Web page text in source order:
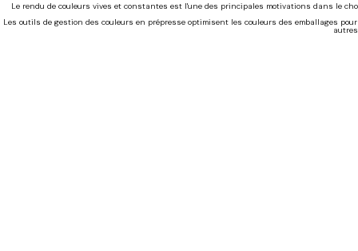
Le rendu de couleurs vives et constantes est l'une des principales motivations dans le
Les outils de gestion des couleurs en prépresse optimisent les couleurs des emballages